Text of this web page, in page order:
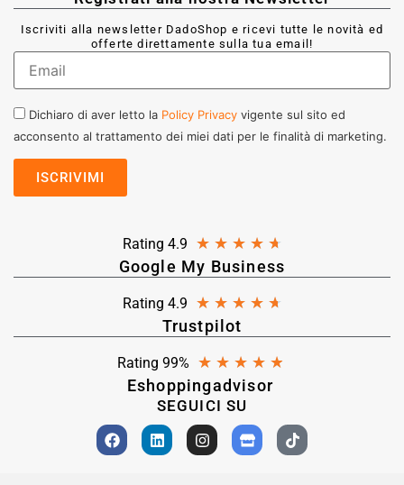
Iscriviti alla newsletter DadoShop e ricevi tutte le novità ed
offerte direttamente sulla tua email!
Dichiaro di aver letto la Policy Privacy vigente sul sito ed
acconsento al trattamento dei miei dati per le finalità di marketing.
Rating 4.9 ★ ★ ★ ★ ★
Google My Business
Rating 4.9 ★ ★ ★ ★ ★
Trustpilot
Rating 99% ★ ★ ★ ★ ★
Eshoppingadvisor
SEGUICI SU